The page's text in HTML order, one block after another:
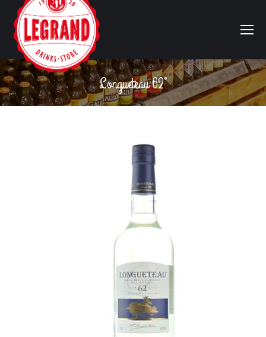
Longueteau 62°
Vous êtes ici :